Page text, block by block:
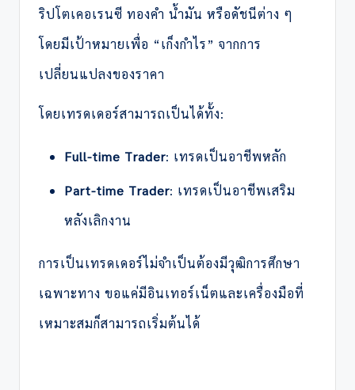
ริปโตเคอเรนซี ทองคำ น้ำมัน หรือดัชนีต่าง ๆ
โดยมีเป้าหมายเพื่อ “เก็งกำไร” จากการ
เปลี่ยนแปลงของราคา
โดยเทรดเดอร์สามารถเป็นได้ทั้ง:
Full-time Trader: เทรดเป็นอาชีพหลัก
Part-time Trader: เทรดเป็นอาชีพเสริม
หลังเลิกงาน
การเป็นเทรดเดอร์ไม่จำเป็นต้องมีวุฒิการศึกษา
เฉพาะทาง ขอแค่มีอินเทอร์เน็ตและเครื่องมือที่
เหมาะสมก็สามารถเริ่มต้นได้